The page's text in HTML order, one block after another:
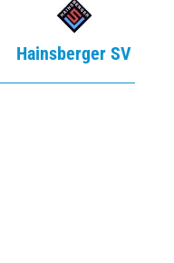
Hainsberger SV